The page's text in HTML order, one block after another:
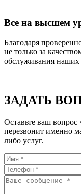
Все на высшем
Благодаря
не только за
обслуживания наших
ЗАДАТЬ
Оставьте ваш вопрос
перезвонит именно
либо услуг.